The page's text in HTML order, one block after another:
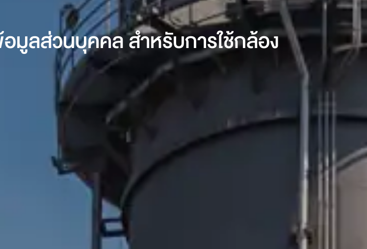
มูลส่วนบุคคล สำหรับการใช้กล้อง